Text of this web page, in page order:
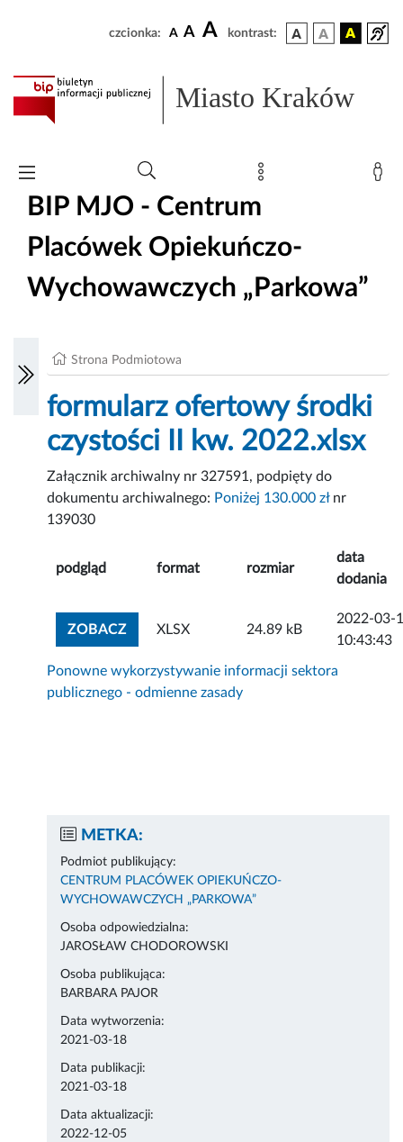
czcionka: A A A kontrast:
Miasto Kraków
BIP MJO - Centrum
Placówek Opiekuńczo-
Wychowawczych „Parkowa”
Strona Podmiotowa
formularz ofertowy środki
czystości II kw. 2022.xlsx
Załącznik archiwalny nr 327591, podpięty do
dokumentu archiwalnego: Poniżej 130.000 złnr
139030
podgląd format rozmiar
data
dodania
ZOBACZZOBACZ ZAŁĄCZNIK
XLSX 24.89 kB
2022-03-
10:43:43
Ponowne wykorzystywanie informacji sektora
publicznego - odmienne zasady
METKA:
Podmiot publikujący:
CENTRUM PLACÓWEK OPIEKUŃCZO-
WYCHOWAWCZYCH „PARKOWA”
Osoba odpowiedzialna:
JAROSŁAW CHODOROWSKI
Osoba publikująca:
BARBARA PAJOR
Data wytworzenia:
2021-03-18
Data publikacji:
2021-03-18
Data aktualizacji:
2022-12-05